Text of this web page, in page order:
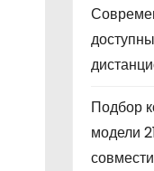
Подбор
модели